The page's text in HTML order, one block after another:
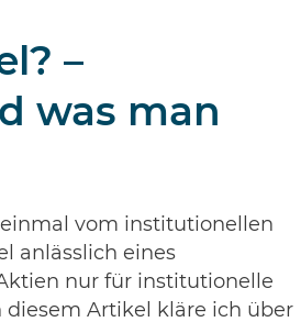
–
was man
vom institutionellen
anlässlich eines
nur für institutionelle
diesem Artikel kläre ich über